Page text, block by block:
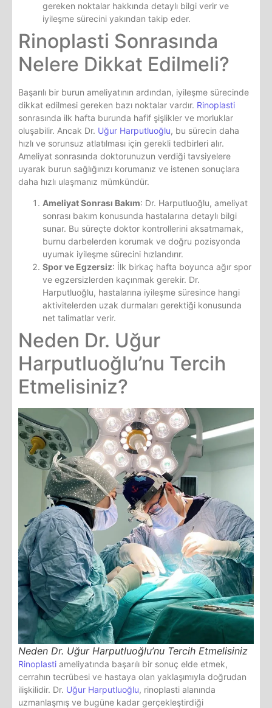
gereken noktalar hakkında detaylı bilgi verir ve
iyileşme sürecini yakından takip eder.
Rinoplasti Sonrasında
Nelere Dikkat Edilmeli?
Başarılı bir burun ameliyatının ardından, iyileşme sürecinde
dikkat edilmesi gereken bazı noktalar vardır. Rinoplasti
sonrasında ilk hafta burunda hafif şişlikler ve morluklar
oluşabilir. Ancak Dr. Uğur Harputluoğlu, bu sürecin daha
hızlı ve sorunsuz atlatılması için gerekli tedbirleri alır.
Ameliyat sonrasında doktorunuzun verdiği tavsiyelere
uyarak burun sağlığınızı korumanız ve istenen sonuçlara
daha hızlı ulaşmanız mümkündür.
Ameliyat Sonrası Bakım: Dr. Harputluoğlu, ameliyat
sonrası bakım konusunda hastalarına detaylı bilgi
sunar. Bu süreçte doktor kontrollerini aksatmamak,
burnu darbelerden korumak ve doğru pozisyonda
uyumak iyileşme sürecini hızlandırır.
Spor ve Egzersiz: İlk birkaç hafta boyunca ağır spor
ve egzersizlerden kaçınmak gerekir. Dr.
Harputluoğlu, hastalarına iyileşme süresince hangi
aktivitelerden uzak durmaları gerektiği konusunda
net talimatlar verir.
Neden Dr. Uğur
Harputluoğlu’nu Tercih
Etmelisiniz?
Neden Dr. Uğur Harputluoğlu’nu Tercih Etmelisiniz
Rinoplasti ameliyatında başarılı bir sonuç elde etmek,
cerrahın tecrübesi ve hastaya olan yaklaşımıyla doğrudan
ilişkilidir. Dr. Uğur Harputluoğlu, rinoplasti alanında
uzmanlaşmış ve bugüne kadar gerçekleştirdiği